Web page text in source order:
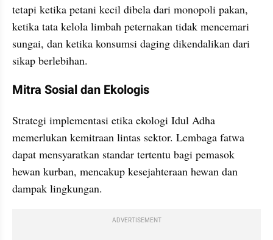
tetapi ketika petani kecil dibela dari monopoli pakan,
ketika tata kelola limbah peternakan tidak mencemari
sungai, dan ketika konsumsi daging dikendalikan dari
sikap berlebihan.
Mitra Sosial dan Ekologis
Strategi implementasi etika ekologi Idul Adha
memerlukan kemitraan lintas sektor. Lembaga fatwa
dapat mensyaratkan standar tertentu bagi pemasok
hewan kurban, mencakup kesejahteraan hewan dan
dampak lingkungan.
ADVERTISEMENT